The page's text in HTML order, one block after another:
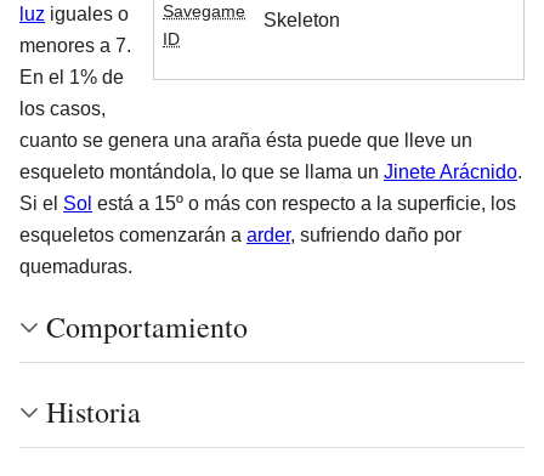
Savegame
ID
Skeleton
luz iguales o
menores a 7.
En el 1% de
los casos,
cuanto se genera una araña ésta puede que lleve un
esqueleto montándola, lo que se llama un Jinete Arácnido.
Si el Sol está a 15º o más con respecto a la superficie, los
esqueletos comenzarán a arder, sufriendo daño por
quemaduras.
Comportamiento
Historia